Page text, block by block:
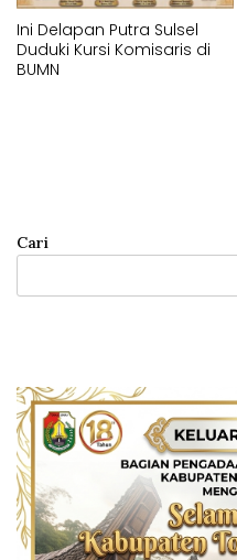
Ini Delapan Putra Sulsel
Duduki Kursi Komisaris di
BUMN
Cari